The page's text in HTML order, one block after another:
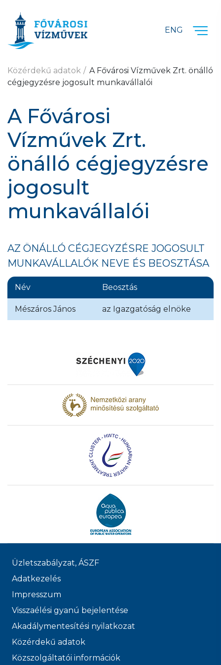
ENG
Közérdekű adatok
A Fővárosi Vízművek Zrt. önálló
cégjegyzésre jogosult munkavállalói
A Fővárosi
Vízművek Zrt.
önálló cégjegyzésre
jogosult
munkavállalói
AZ ÖNÁLLÓ CÉGJEGYZÉSRE JOGOSULT
MUNKAVÁLLALÓK NEVE ÉS BEOSZTÁSA
Név Beosztás
Mészáros János az Igazgatóság elnöke
Üzletszabályzat, ÁSZF
Adatkezelés
Impresszum
Visszaélési gyanú bejelentése
Akadálymentesítési nyilatkozat
Közérdekű adatok
Közszolgáltatói információk